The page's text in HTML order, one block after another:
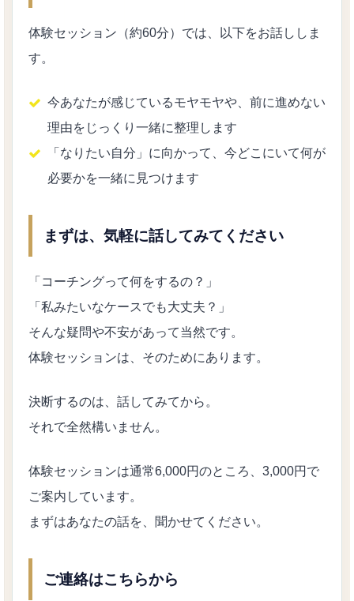
体験セッション（約60分）では、以下をお話ししま
す。
今あなたが感じているモヤモヤや、前に進めない
理由をじっくり一緒に整理します
「なりたい自分」に向かって、今どこにいて何が
必要かを一緒に見つけます
まずは、気軽に話してみてください
「コーチングって何をするの？」
「私みたいなケースでも大丈夫？」
そんな疑問や不安があって当然です。
体験セッションは、そのためにあります。
決断するのは、話してみてから。
それで全然構いません。
体験セッションは通常6,000円のところ、3,000円で
ご案内しています。
まずはあなたの話を、聞かせてください。
ご連絡はこちらから